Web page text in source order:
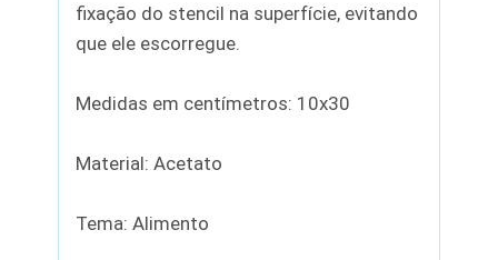
fixação do stencil na superfície, evitando
que ele escorregue.
Medidas em centímetros: 10x30
Material: Acetato
Tema: Alimento